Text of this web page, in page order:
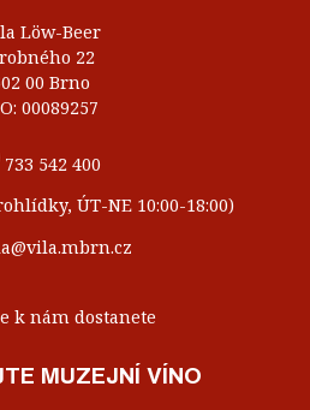
Löw-Beer
22
00 Brno
00089257
733 542 400
ÚT-NE 10:00-18:00)
k nám dostanete
MUZEJNÍ VÍNO